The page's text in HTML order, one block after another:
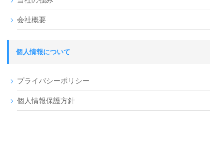
会社概要
個人情報について
プライバシーポリシー
個人情報保護方針